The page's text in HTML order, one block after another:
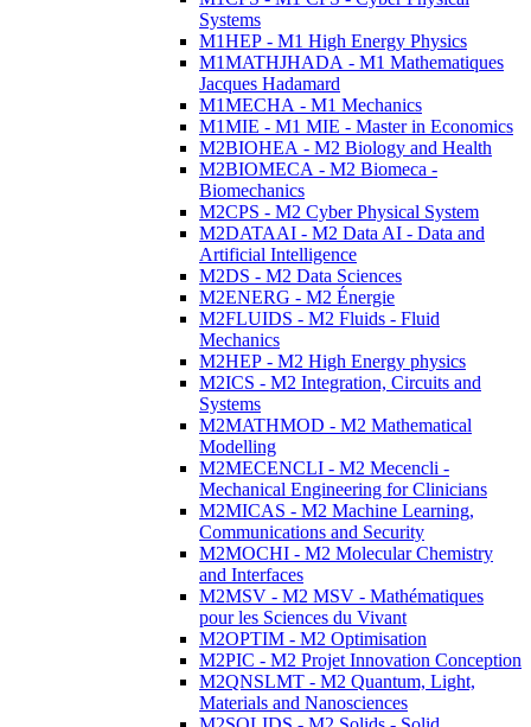
Systems
M1HEP - M1 High Energy Physics
M1MATHJHADA - M1 Mathematiques
Jacques Hadamard
M1MECHA - M1 Mechanics
M1MIE - M1 MIE - Master in Economics
M2BIOHEA - M2 Biology and Health
M2BIOMECA - M2 Biomeca -
Biomechanics
M2CPS - M2 Cyber Physical System
M2DATAAI - M2 Data AI - Data and
Artificial Intelligence
M2DS - M2 Data Sciences
M2ENERG - M2 Énergie
M2FLUIDS - M2 Fluids - Fluid
Mechanics
M2HEP - M2 High Energy physics
M2ICS - M2 Integration, Circuits and
Systems
M2MATHMOD - M2 Mathematical
Modelling
M2MECENCLI - M2 Mecencli -
Mechanical Engineering for Clinicians
M2MICAS - M2 Machine Learning,
Communications and Security
M2MOCHI - M2 Molecular Chemistry
and Interfaces
M2MSV - M2 MSV - Mathématiques
pour les Sciences du Vivant
M2OPTIM - M2 Optimisation
M2PIC - M2 Projet Innovation Conception
M2QNSLMT - M2 Quantum, Light,
Materials and Nanosciences